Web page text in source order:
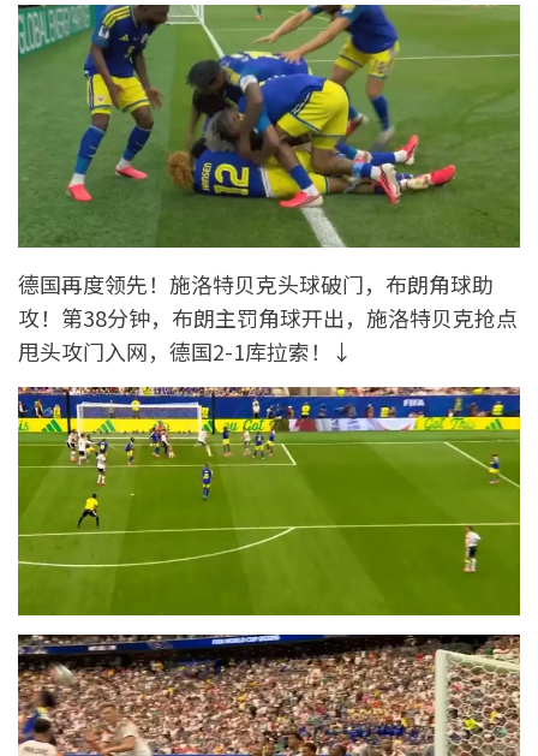
德国再度领先！施洛特贝克头球破门，布朗角球助
攻！第38分钟，布朗主罚角球开出，施洛特贝克抢点
甩头攻门入网，德国2-1库拉索！↓